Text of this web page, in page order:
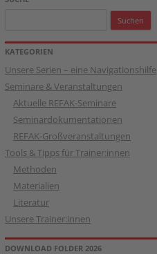
KATEGORIEN
Unsere Serien – eine Navigationshilfe
Seminare & Veranstaltungen
Aktuelle REFAK-Seminare
Seminardokumentationen
REFAK-Großveranstaltungen
Tools & Tipps für Trainer:innen
Methoden
Materialien
Literatur
Unsere Trainer:innen
DOWNLOAD FOLDER 2026